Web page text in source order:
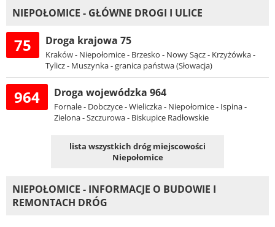
NIEPOŁOMICE - GŁÓWNE DROGI I ULICE
75 Droga krajowa 75
Kraków - Niepołomice - Brzesko - Nowy Sącz - Krzyżówka -
Tylicz - Muszynka - granica państwa (Słowacja)
964 Droga wojewódzka 964
Fornale - Dobczyce - Wieliczka - Niepołomice - Ispina -
Zielona - Szczurowa - Biskupice Radłowskie
lista wszystkich dróg miejscowości
Niepołomice
NIEPOŁOMICE - INFORMACJE O BUDOWIE I
REMONTACH DRÓG